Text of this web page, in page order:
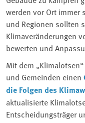
werden vor Ort immer
und Regionen sollten
Klimaveränderungen
bewerten und
Mit dem
und Gemeinden einen
die Folgen des
aktualisierte
Entscheidungsträger